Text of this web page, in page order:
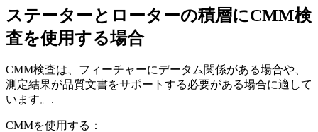
ステーターとローターの積層にCMM検
査を使用する場合
CMM検査は、フィーチャーにデータム関係がある場合や、
測定結果が品質文書をサポートする必要がある場合に適して
います。.
CMMを使用する：